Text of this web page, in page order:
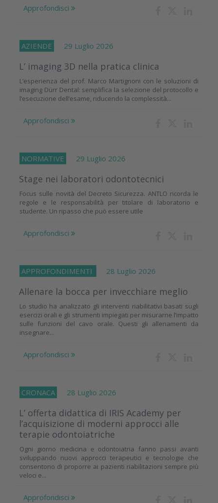
Approfondisci
AZIENDE 29 Luglio 2026
L’ imaging 3D nella pratica clinica
L’esperienza del prof. Marco Martignoni con le soluzioni di
imaging Dürr Dental: semplifica la selezione del protocollo e
l’esecuzione dell’esame, riducendo la complessità...
Approfondisci
NORMATIVE 29 Luglio 2026
Stage nei laboratori odontotecnici
Focus sulle novità del Decreto Sicurezza. ANTLO ricorda le
regole e le responsabilità per titolare di laboratorio e
studente. Un ripasso che può essere utile
Approfondisci
APPROFONDIMENTI 28 Luglio 2026
Allenare la bocca per invecchiare meglio
Lo studio ha analizzato gli interventi riabilitativi basati sugli
esercizi orali e gli strumenti impiegati per misurarne l’impatto
sulle funzioni del cavo orale. Questi gli allenamenti da
insegnare...
Approfondisci
CRONACA 28 Luglio 2026
L’ offerta didattica di IRIS Academy per
l’acquisizione di moderni approcci alle
terapie odontoiatriche
Ogni giorno medicina e odontoiatria fanno passi avanti
sviluppando nuovi approcci terapeutici e tecnologie che
consentono di proporre ai pazienti riabilitazioni sempre più
veloci e...
Approfondisci